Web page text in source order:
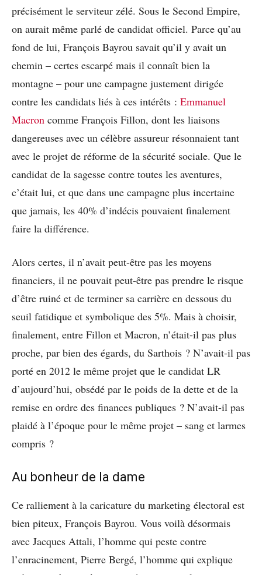
précisément le serviteur zélé. Sous le Second Empire,
on aurait même parlé de candidat officiel. Parce qu’au
fond de lui, François Bayrou savait qu’il y avait un
chemin – certes escarpé mais il connaît bien la
montagne – pour une campagne justement dirigée
contre les candidats liés à ces intérêts : Emmanuel
Macron comme François Fillon, dont les liaisons
dangereuses avec un célèbre assureur résonnaient tant
avec le projet de réforme de la sécurité sociale. Que le
candidat de la sagesse contre toutes les aventures,
c’était lui, et que dans une campagne plus incertaine
que jamais, les 40% d’indécis pouvaient finalement
faire la différence.
Alors certes, il n’avait peut-être pas les moyens
financiers, il ne pouvait peut-être pas prendre le risque
d’être ruiné et de terminer sa carrière en dessous du
seuil fatidique et symbolique des 5%. Mais à choisir,
finalement, entre Fillon et Macron, n’était-il pas plus
proche, par bien des égards, du Sarthois ? N’avait-il pas
porté en 2012 le même projet que le candidat LR
d’aujourd’hui, obsédé par le poids de la dette et de la
remise en ordre des finances publiques ? N’avait-il pas
plaidé à l’époque pour le même projet – sang et larmes
compris ?
Au bonheur de la dame
Ce ralliement à la caricature du marketing électoral est
bien piteux, François Bayrou. Vous voilà désormais
avec Jacques Attali, l’homme qui peste contre
l’enracinement, Pierre Bergé, l’homme qui explique